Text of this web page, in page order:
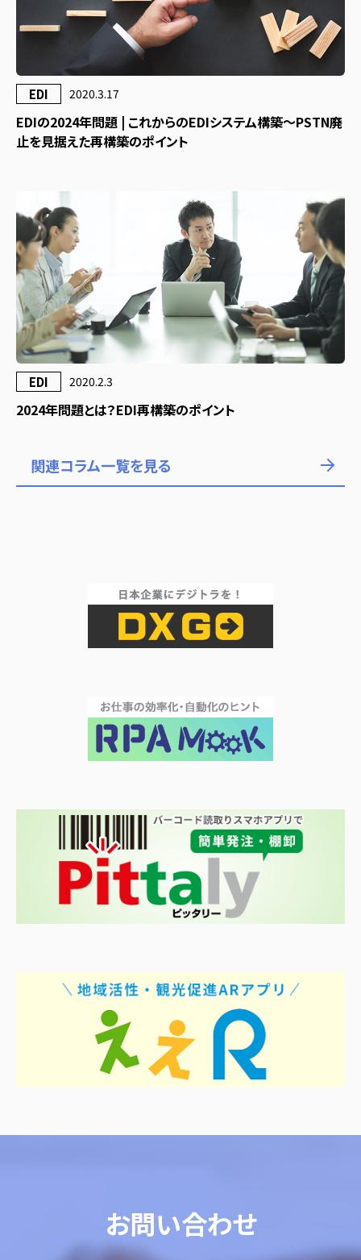
EDI 2020.3.17
EDIの2024年問題 | これからのEDIシステム構築～PSTN廃
止を見据えた再構築のポイント
EDI 2020.2.3
2024年問題とは？EDI再構築のポイント
関連コラム一覧を見る
お問い合わせ